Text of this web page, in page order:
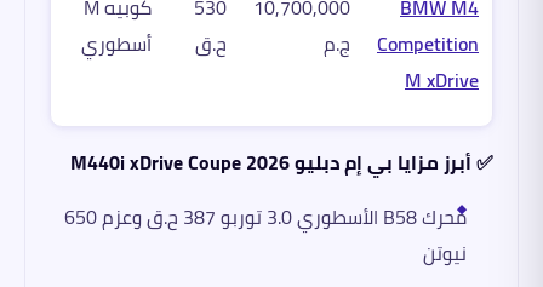
BMW M4
Competition
M xDrive
10,700,000
ج.م
530
ح.ق
كوبيه M
أسطوري
✅ أبرز مزايا بي إم دبليو M440i xDrive Coupe 2026
محرك B58 الأسطوري 3.0 توربو 387 ح.ق وعزم 650
نيوتن